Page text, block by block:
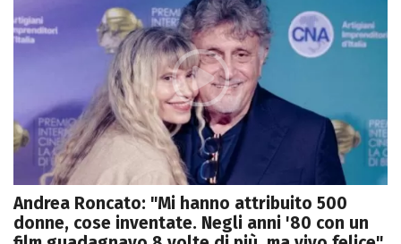
Andrea Roncato: "Mi hanno attribuito 500
donne, cose inventate. Negli anni '80 con un